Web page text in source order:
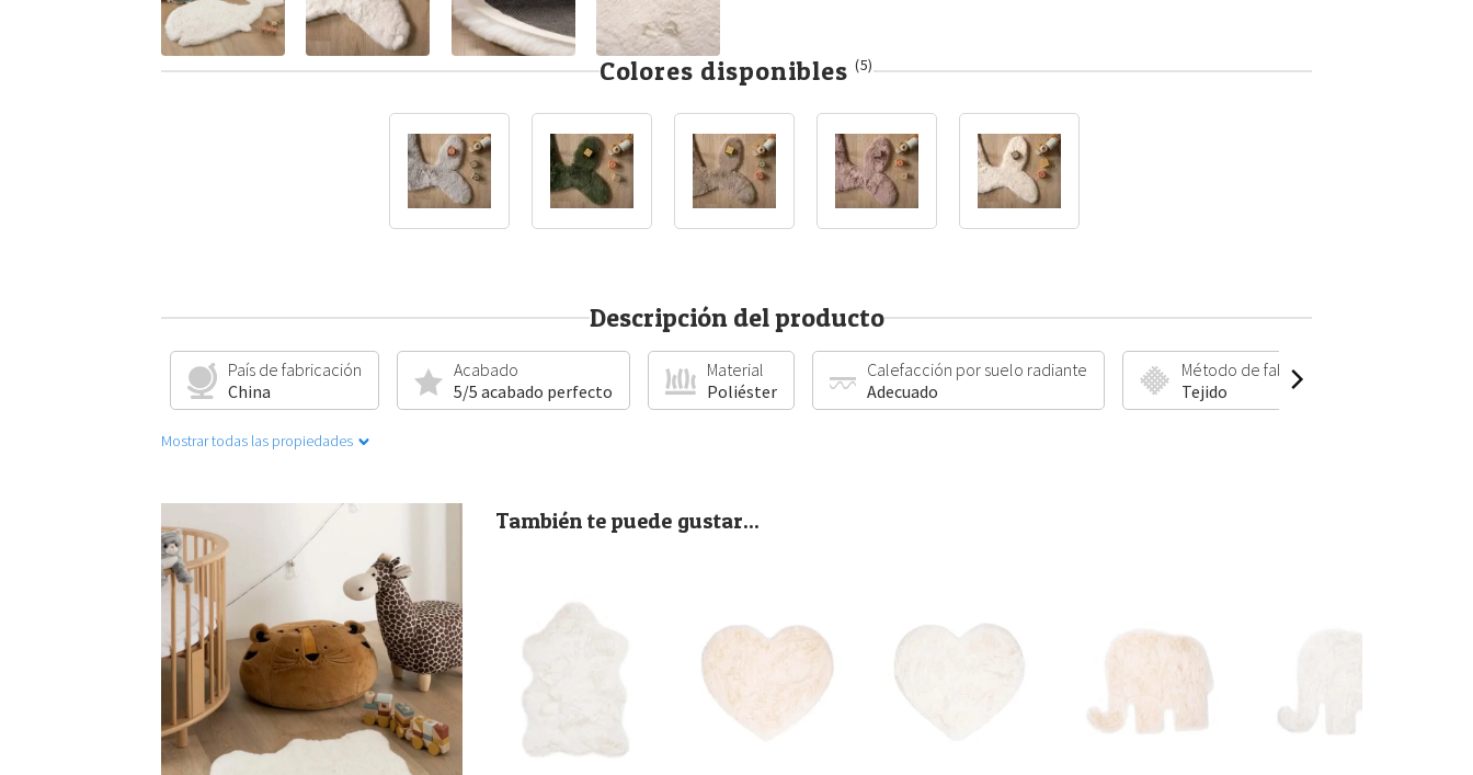
Colores disponibles (5)
Descripción del producto
País de fabricación
China
Acabado
5/5 acabado perfecto
Material
Poliéster
Calefacción por suelo radiante
Adecuado
Método de fabricación
Tejido
Mostrar todas las propiedades
También te puede gustar...